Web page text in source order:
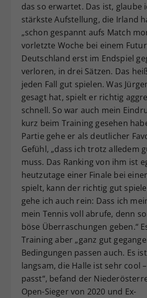
das so erwartet. Das ist, glaube
stärkste Aufstellung, die Irland
„schon gespannt aufs Match
vorletzte Woche bei einem
Deutschland erst im Endspiel
verloren, in drei Sätzen. Das
jeden Fall gut spielen. Was
gesagt hat, spielt er richtig
schnell. So war auch mein
kurz beim Training gesehen
Partie gehe er als deutlicher
Gefühl, „dass ich trotz alledem
muss. Das Ranking von ihm ist
heutzutage einer Finale bei
spielt, kann der richtig gut
gehe ich auch rein: Dass ich
mein Tennis voll abrufe, denn
böse Überraschungen geben.“
Training aber „ganz gut
Bedingungen passen auch. Es
langsam, die Halle ist sehr cool
passt“, befand der
Open-Sieger von 2020 und Ex-